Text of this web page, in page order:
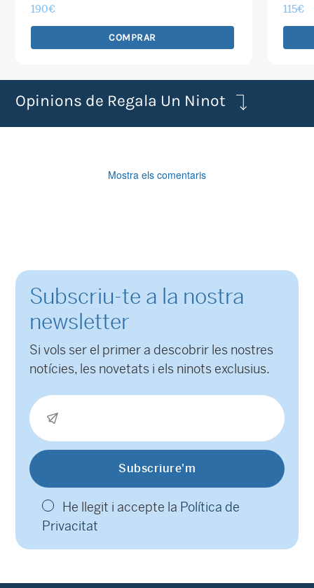
190€
COMPRAR
115€
Opinions de Regala Un Ninot
Mostra els comentaris
Subscriu-te a la nostra
newsletter
Si vols ser el primer a descobrir les nostres
notícies, les novetats i els ninots exclusius.
He llegit i accepte la Política de
Privacitat